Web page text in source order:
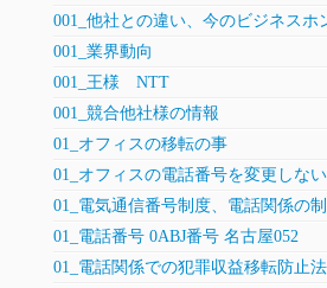
001_他社との違い、今のビジネスホ
001_業界動向
001_王様 NTT
001_競合他社様の情報
01_オフィスの移転の事
01_オフィスの電話番号を変更しない
01_電気通信番号制度、電話関係の
01_電話番号 0ABJ番号 名古屋052
01_電話関係での犯罪収益移転防止法